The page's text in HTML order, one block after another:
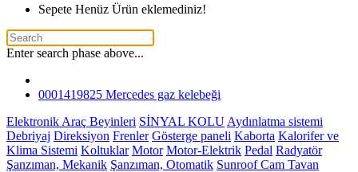
Sepete Henüz Ürün eklemediniz!
Enter search phase above...
0001419825 Mercedes gaz kelebeği
Elektronik Araç Beyinleri SİNYAL KOLU Aydınlatma sistemi
Debriyaj Direksiyon Frenler Gösterge paneli Kaborta Kalorifer ve
Klima Sistemi Koltuklar Motor Motor-Elektrik Pedal Radyatör
Şanzıman, Mekanik Şanzıman, Otomatik Sunroof Cam Tavan